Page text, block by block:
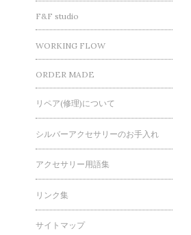
F&F studio
WORKING FLOW
ORDER MADE
リペア(修理)について
シルバーアクセサリーのお手入れ
アクセサリー用語集
リンク集
サイトマップ